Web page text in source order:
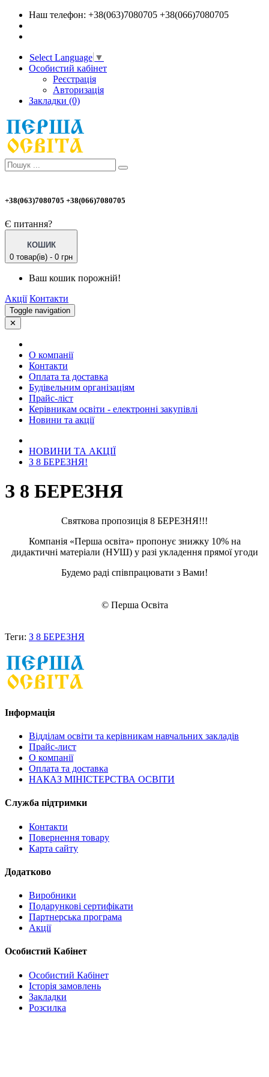
Наш телефон: +38(063)7080705 +38(066)7080705
Select Language ▼
Особистий кабінет
Реєстрація
Авторизація
Закладки (0)
+38(063)7080705 +38(066)7080705
Є питання?
КОШИК
0 товар(ів) - 0 грн
Ваш кошик порожній!
Акції Контакти
Toggle navigation
✕
О компанії
Контакти
Оплата та доставка
Будівельним організаціям
Прайс-ліст
Керівникам освіти - електронні закупівлі
Новини та акції
НОВИНИ ТА АКЦІЇ
З 8 БЕРЕЗНЯ!
З 8 БЕРЕЗНЯ
Святкова пропозиція 8 БЕРЕЗНЯ!!!
Компанія «Перша освіта» пропонує знижку 10% на
дидактичні матеріали (НУШ) у разі укладення прямої угоди
Будемо раді співпрацювати з Вами!
© Перша Освіта
Теги: З 8 БЕРЕЗНЯ
Інформація
Відділам освіти та керівникам навчальних закладів
Прайс-лист
О компанії
Оплата та доставка
НАКАЗ МІНІСТЕРСТВА ОСВІТИ
Служба підтримки
Контакти
Повернення товару
Карта сайту
Додатково
Виробники
Подарункові сертифікати
Партнерська програма
Акції
Особистий Кабінет
Особистий Кабінет
Історія замовлень
Закладки
Розсилка